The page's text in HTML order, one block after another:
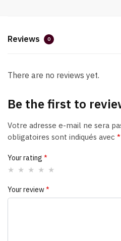
Reviews 0
There are no reviews yet.
Be the first to
Votre adresse e-mail ne sera
obligatoires sont indiqués avec *
Your rating *
Your review*